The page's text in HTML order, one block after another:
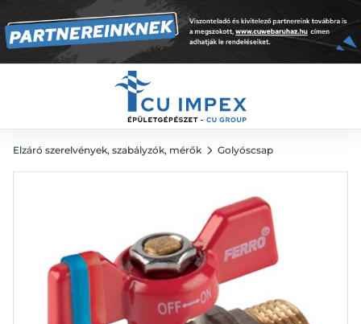
Elzáró szerelvények, szabályzók, mérők Golyóscsap
2 599 Ft